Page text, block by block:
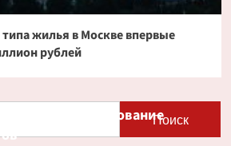
жилья в Москве впервые
рублей
кредитование